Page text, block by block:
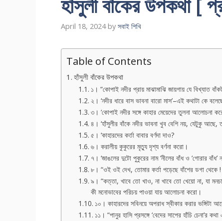
April 18, 2024 by সবাই শিখি
Table of Contents
হাঁসুলী বাঁকের উপকথা
১। “কোপাই নদীর প্রায় মাঝামাঝি জায়গায় যে বিখ্যাত
২। ‘নদীর ধারে বাস ভাবনা বারো মাস’–এই কথাটা কে
৩। ‘কোপাই নদীর সঙ্গে কাহার মেয়েদের তুলনা আলোচনা
৪। ‘হাঁসুলীর বাঁকে নদীর ভাবনা খুব বেশি নয়, যেটুকু আছে,
৫। ‘কাহারদের কর্তা বাবার বর্ণদা দাও?
৬। করালীয় কুকুরের মৃত্যু দৃশ্য বর্ণনা করো।
৭। ‘জাঙলের দুটো পুকুরের নাম ‘নীলের বাঁধ ও ‘গোরার
৮। “ওই ওই দেখ, তোমার কর্তা পড়েছে বাঁশের ডগা
৯। “কত্তা, খাবে তো খাও, না খাবে তো খেয়ো না, যা
কী মনোভাবের পরিচয় পাওয়া যায় আলোচনা করো।
১০। কাহারদের সবিনয়ে অপরাধ স্বীকার করার ভঙ্গিটা
১১। “পানুর হাসি প্রসঙ্গে ‘বেদের সাপের হাঁচি চেনা’র